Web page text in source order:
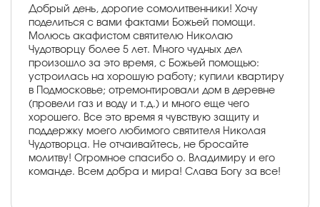
Добрый день, дорогие сомолитвенники! Хочу
поделиться с вами фактами Божьей помощи.
Молюсь акафистом святителю Николаю
Чудотворцу более 5 лет. Много чудных дел
произошло за это время, с Божьей помощью:
устроилась на хорошую работу; купили квартиру
в Подмосковье; отремонтировали дом в деревне
(провели газ и воду и т.д.) и много еще чего
хорошего. Все это время я чувствую защиту и
поддержку моего любимого святителя Николая
Чудотворца. Не отчаивайтесь, не бросайте
молитву! Огромное спасибо о. Владимиру и его
команде. Всем добра и мира! Слава Богу за все!